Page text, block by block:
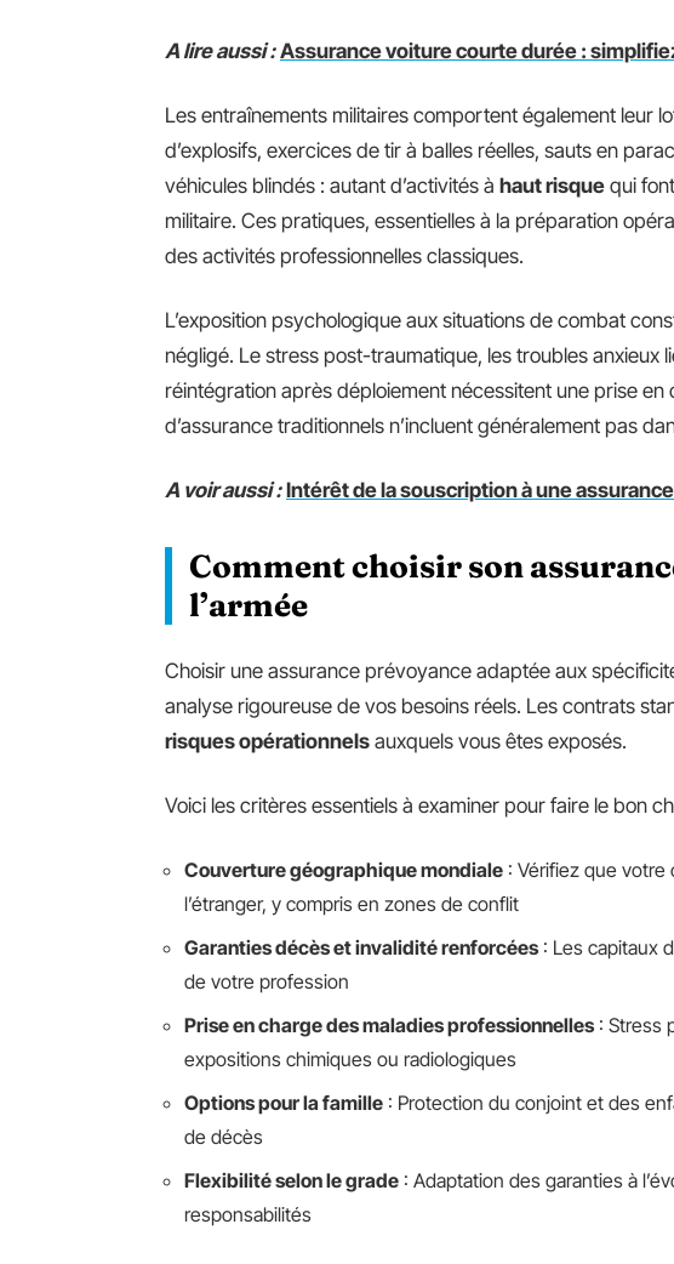
A lire aussi : Assurance voiture courte durée :
Les entraînements militaires comportent également leur
d’explosifs, exercices de tir à balles réelles, sauts en
véhicules blindés : autant d’activités à haut risque qui
militaire. Ces pratiques, essentielles à la préparation
des activités professionnelles classiques.
L’exposition psychologique aux situations de combat
négligé. Le stress post-traumatique, les troubles anxieux
réintégration après déploiement nécessitent une prise
d’assurance traditionnels n’incluent généralement pas
A voir aussi : Intérêt de la souscription à une
Comment choisir son
l’armée
Choisir une assurance prévoyance adaptée aux
analyse rigoureuse de vos besoins réels. Les contrats
risques opérationnels auxquels vous êtes exposés.
Voici les critères essentiels à examiner pour faire le bon
Couverture géographique mondiale : Vérifiez que
l’étranger, y compris en zones de conflit
Garanties décès et invalidité renforcées : Les capitaux
de votre profession
Prise en charge des maladies professionnelles : Stress
expositions chimiques ou radiologiques
Options pour la famille : Protection du conjoint et des
de décès
Flexibilité selon le grade : Adaptation des garanties à
responsabilités